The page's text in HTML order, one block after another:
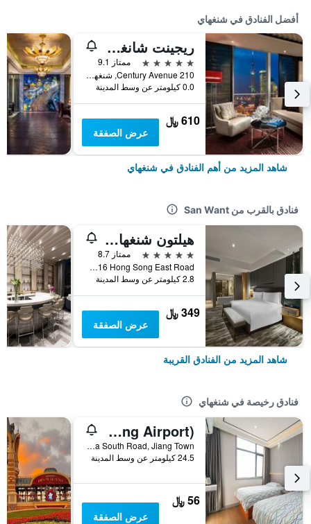
أفضل الفنادق في شنغهاي
ريجينت شانغهاي بودونج
5 نجوم
ممتاز 9.1
210 Century Avenue, شنغهاي, الصين
0.0 كيلومتر عن وسط المدينة
610 ﷼
عرض الصفقة
شاهد المزيد من أهم الفنادق في شنغهاي
فنادق بالقرب من San Want
هيلتون شنغهاي هونغكياو
5 نجوم
ممتاز 8.7
No.1116 Hong Song East Road, شنغهاي, الصين
2.8 كيلومتر عن وسط المدينة
349 ﷼
عرض الصفقة
شاهد المزيد من الفنادق القريبة
فنادق رخيصة في شنغهاي
Pod Inn (Shanghai Pudong Airport)
No. 10 Shuizha South Road, Jiang Town, شنغهاي, الصين
24.5 كيلومتر عن وسط المدينة
56 ﷼
عرض الصفقة